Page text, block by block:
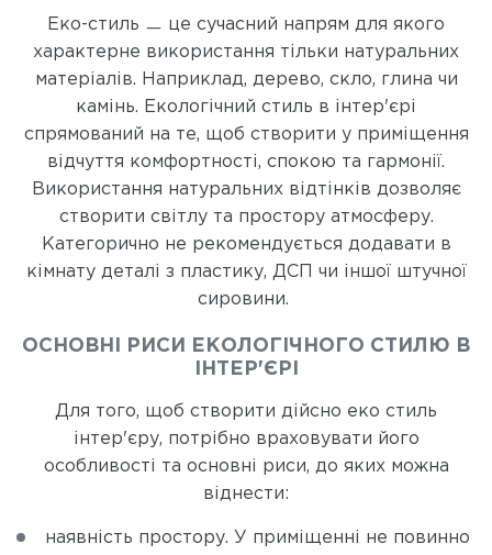
Еко-стиль ㅡ це сучасний напрям для якого
характерне використання тільки натуральних
матеріалів. Наприклад, дерево, скло, глина чи
камінь. Екологічний стиль в інтер'єрі
спрямований на те, щоб створити у приміщення
відчуття комфортності, спокою та гармонії.
Використання натуральних відтінків дозволяє
створити світлу та простору атмосферу.
Категорично не рекомендується додавати в
кімнату деталі з пластику, ДСП чи іншої штучної
сировини.
ОСНОВНІ РИСИ ЕКОЛОГІЧНОГО СТИЛЮ В
ІНТЕР'ЄРІ
Для того, щоб створити дійсно еко стиль
інтер'єру, потрібно враховувати його
особливості та основні риси, до яких можна
віднести:
наявність простору. У приміщенні не повинно